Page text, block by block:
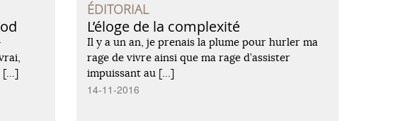
[…]
ÉDITORIAL
L’éloge de la complexité
Il y a un an, je prenais la plume pour hurler ma
rage de vivre ainsi que ma rage d’assister
impuissant au […]
14-11-2016